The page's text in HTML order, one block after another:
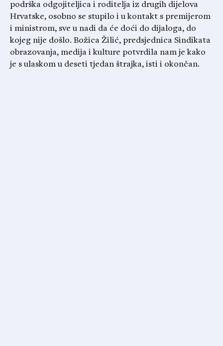
podrška odgojiteljica i roditelja iz drugih dijelova
Hrvatske, osobno se stupilo i u kontakt s premijerom
i ministrom, sve u nadi da će doći do dijaloga, do
kojeg nije došlo. Božica Žilić, predsjednica Sindikata
obrazovanja, medija i kulture potvrdila nam je kako
je s ulaskom u deseti tjedan štrajka, isti i okončan.